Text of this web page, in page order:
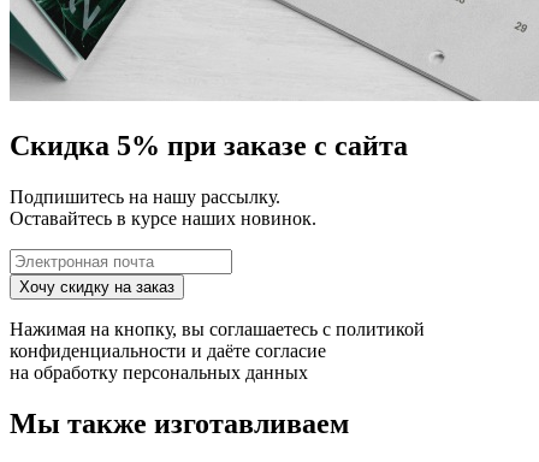
Скидка 5% при заказе с сайта
Подпишитесь на нашу рассылку.
Оставайтесь в курсе наших новинок.
Хочу скидку на заказ
Нажимая на кнопку, вы соглашаетесь с политикой
конфиденциальности и даёте согласие
на обработку персональных данных
Мы также изготавливаем